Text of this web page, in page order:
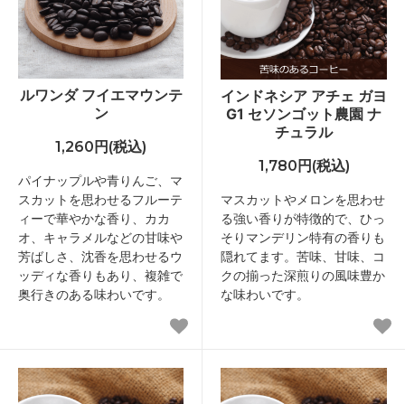
ルワンダ フイエマウンテ
ン
1,260円(税込)
パイナップルや青りんご、マ
スカットを思わせるフルーテ
ィーで華やかな香り、カカ
オ、キャラメルなどの甘味や
芳ばしさ、沈香を思わせるウ
ッディな香りもあり、複雑で
奥行きのある味わいです。
インドネシア アチェ ガヨ
G1 セソンゴット農園 ナ
チュラル
1,780円(税込)
マスカットやメロンを思わせ
る強い香りが特徴的で、ひっ
そりマンデリン特有の香りも
隠れてます。苦味、甘味、コ
クの揃った深煎りの風味豊か
な味わいです。